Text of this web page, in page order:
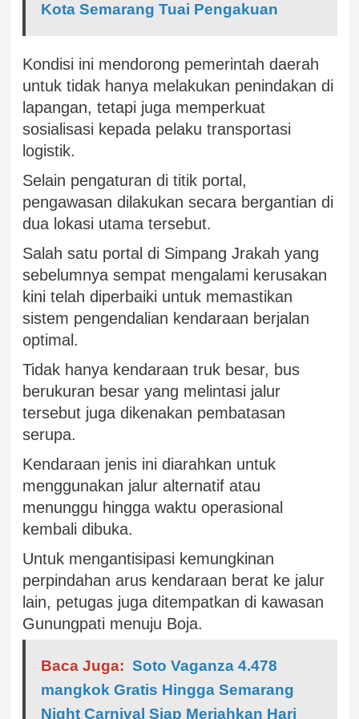
Kota Semarang Tuai Pengakuan
Kondisi ini mendorong pemerintah daerah
untuk tidak hanya melakukan penindakan di
lapangan, tetapi juga memperkuat
sosialisasi kepada pelaku transportasi
logistik.
Selain pengaturan di titik portal,
pengawasan dilakukan secara bergantian di
dua lokasi utama tersebut.
Salah satu portal di Simpang Jrakah yang
sebelumnya sempat mengalami kerusakan
kini telah diperbaiki untuk memastikan
sistem pengendalian kendaraan berjalan
optimal.
Tidak hanya kendaraan truk besar, bus
berukuran besar yang melintasi jalur
tersebut juga dikenakan pembatasan
serupa.
Kendaraan jenis ini diarahkan untuk
menggunakan jalur alternatif atau
menunggu hingga waktu operasional
kembali dibuka.
Untuk mengantisipasi kemungkinan
perpindahan arus kendaraan berat ke jalur
lain, petugas juga ditempatkan di kawasan
Gunungpati menuju Boja.
Baca Juga: Soto Vaganza 4.478
mangkok Gratis Hingga Semarang
Night Carnival Siap Meriahkan Hari